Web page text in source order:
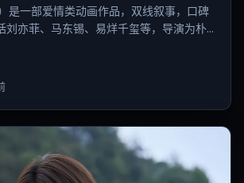
是一部爱情类动画作品，双线叙事，口碑
刘亦菲、马东锡、易烊千玺等，导演为朴